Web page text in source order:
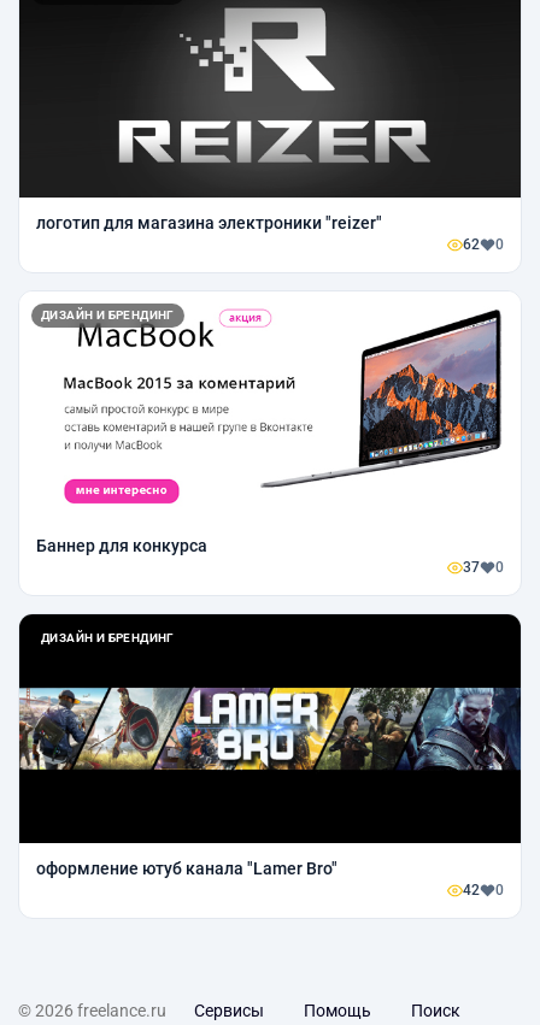
логотип для магазина электроники "reizer"
62 0
ДИЗАЙН И БРЕНДИНГ
Баннер для конкурса
37 0
ДИЗАЙН И БРЕНДИНГ
оформление ютуб канала "Lamer Bro"
42 0
© 2026 freelance.ru Сервисы Помощь Поиск